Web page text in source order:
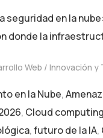
seguridad en la
donde la
Web Innovación y
en la Nube,
, Cloud computing
,futuro de la IA,